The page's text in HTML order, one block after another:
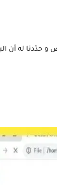
حدّدنا له أن